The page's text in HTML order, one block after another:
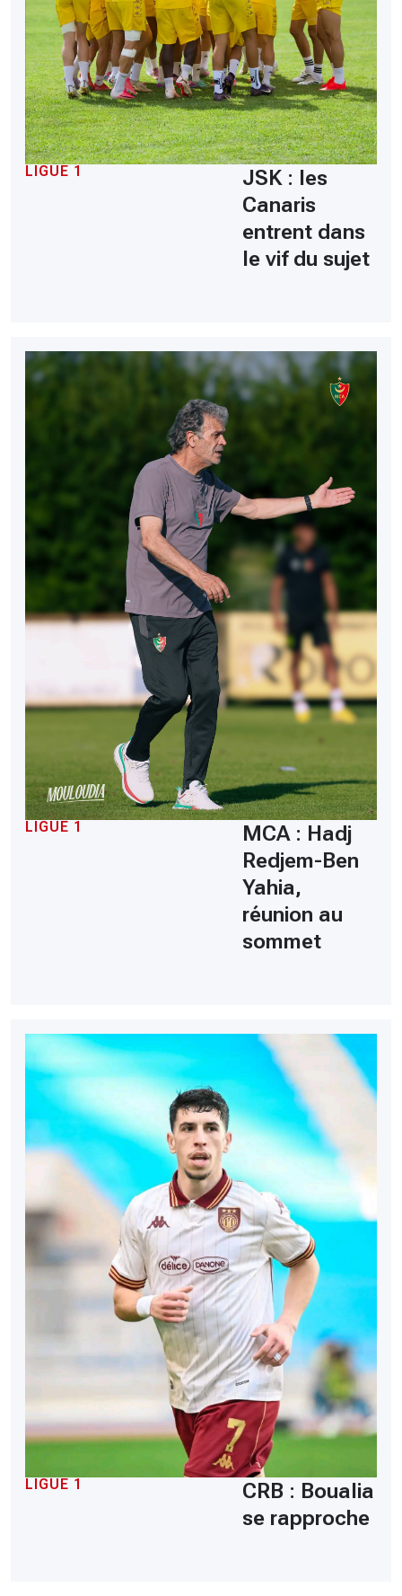
LIGUE 1
JSK : les
Canaris
entrent dans
le vif du sujet
LIGUE 1
MCA : Hadj
Redjem-Ben
Yahia,
réunion au
sommet
LIGUE 1
CRB : Boualia
se rapproche